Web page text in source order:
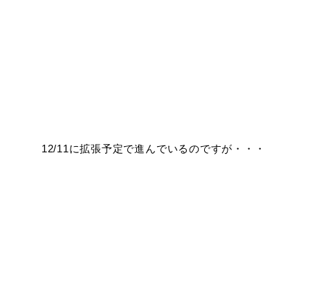
12/11に拡張予定で進んでいるのですが・・・